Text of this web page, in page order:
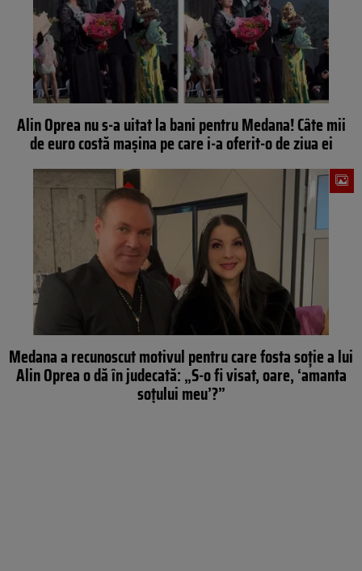
Alin Oprea nu s-a uitat la bani pentru Medana! Câte mii
de euro costă mașina pe care i-a oferit-o de ziua ei
Medana a recunoscut motivul pentru care fosta soție a lui
Alin Oprea o dă în judecată: „S-o fi visat, oare, ‘amanta
soțului meu’?”